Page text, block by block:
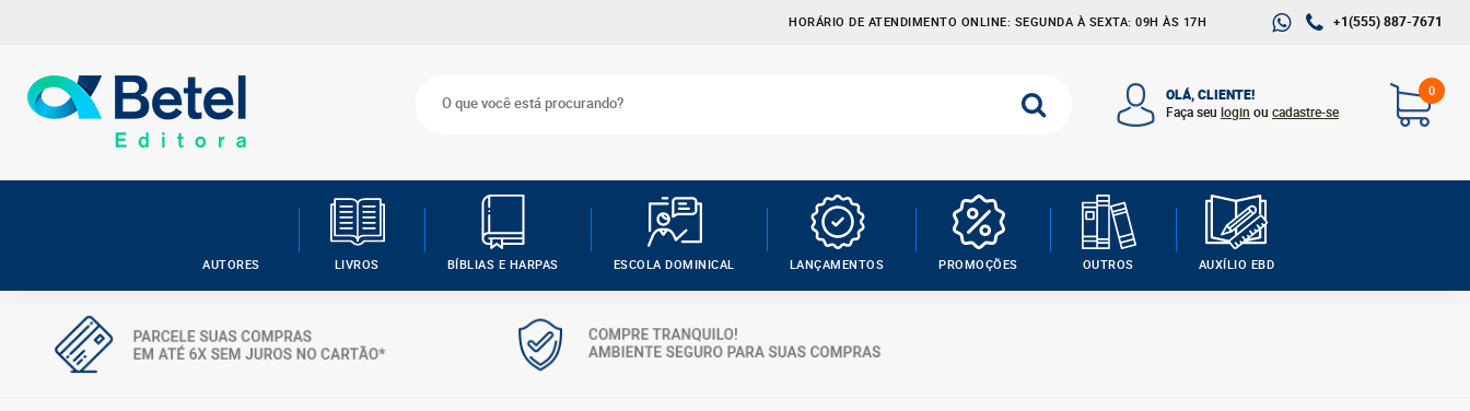
+1(555) 887-7671
HORÁRIO DE ATENDIMENTO ONLINE: SEGUNDA À SEXTA: 09H ÀS 17H
0
OLÁ, CLIENTE!
Faça seu login ou cadastre-se
AUTORES LIVROS BÍBLIAS E HARPAS ESCOLA DOMINICAL LANÇAMENTOS PROMOÇÕES OUTROS AUXÍLIO EBD